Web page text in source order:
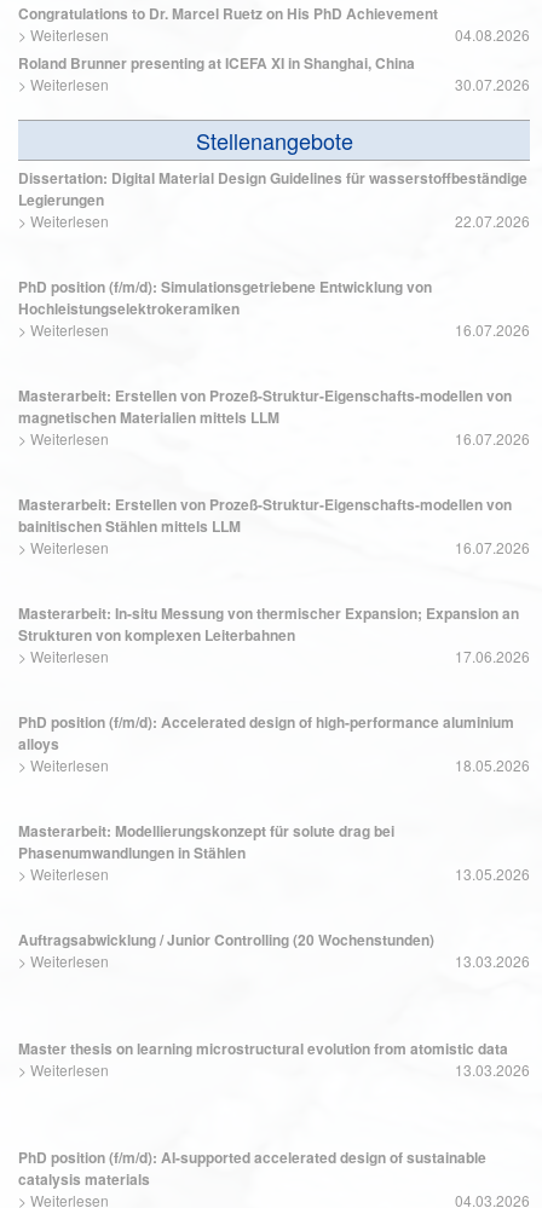
Congratulations to Dr. Marcel Ruetz on His PhD Achievement
> Weiterlesen 04.08.2026
Roland Brunner presenting at ICEFA XI in Shanghai, China
> Weiterlesen 30.07.2026
Stellenangebote
Dissertation: Digital Material Design Guidelines für wasserstoffbeständige
Legierungen
> Weiterlesen 22.07.2026
PhD position (f/m/d): Simulationsgetriebene Entwicklung von
Hochleistungselektrokeramiken
> Weiterlesen 16.07.2026
Masterarbeit: Erstellen von Prozeß-Struktur-Eigenschafts-modellen von
magnetischen Materialien mittels LLM
> Weiterlesen 16.07.2026
Masterarbeit: Erstellen von Prozeß-Struktur-Eigenschafts-modellen von
bainitischen Stählen mittels LLM
> Weiterlesen 16.07.2026
Masterarbeit: In-situ Messung von thermischer Expansion; Expansion an
Strukturen von komplexen Leiterbahnen
> Weiterlesen 17.06.2026
PhD position (f/m/d): Accelerated design of high-performance aluminium
alloys
> Weiterlesen 18.05.2026
Masterarbeit: Modellierungskonzept für solute drag bei
Phasenumwandlungen in Stählen
> Weiterlesen 13.05.2026
Auftragsabwicklung / Junior Controlling (20 Wochenstunden)
> Weiterlesen 13.03.2026
Master thesis on learning microstructural evolution from atomistic data
> Weiterlesen 13.03.2026
PhD position (f/m/d): AI-supported accelerated design of sustainable
catalysis materials
> Weiterlesen 04.03.2026